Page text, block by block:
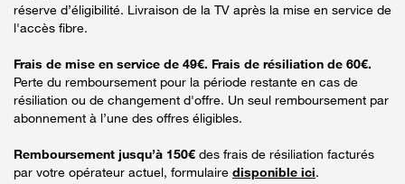
réserve d’éligibilité. Livraison de la TV après la mise en service de
l'accès fibre.
Frais de mise en service de 49€. Frais de résiliation de 60€.
Perte du remboursement pour la période restante en cas de
résiliation ou de changement d'offre. Un seul remboursement par
abonnement à l’une des offres éligibles.
Remboursement jusqu’à 150€ des frais de résiliation facturés
par votre opérateur actuel, formulaire disponible ici.